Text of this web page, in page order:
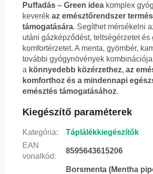
Puffadás – Green idea komplex
keverék az emésztőrendszer
támogatására. Segíthet mérsékelni
utáni gázképződést, teltségérzetet és
komfortérzetet. A menta, gyömbér,
további gyógynövények kombinációja
a könnyedebb közérzethez, az
komforthoz és a mindennapi
emésztés támogatásához.
Kiegészítő paraméterek
Kategória:
Táplálékkiegészítők
EAN
vonalkód:
8595643615206
Borsmenta (Mentha